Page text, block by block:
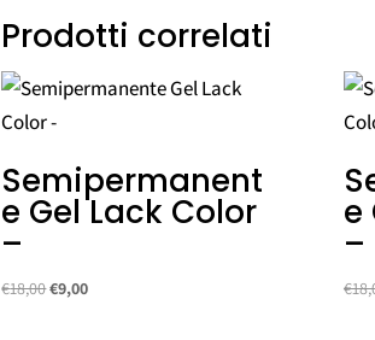
Prodotti correlati
Semipermanent
e Gel Lack Color
–
€18,00Il
€9,00Il
e
–
€